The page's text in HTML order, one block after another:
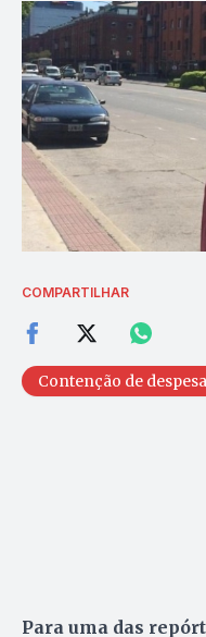
COMPARTILHAR
Contenção de
Para uma das